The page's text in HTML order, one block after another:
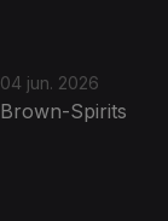
04 jun. 2026
Brown-Spirits